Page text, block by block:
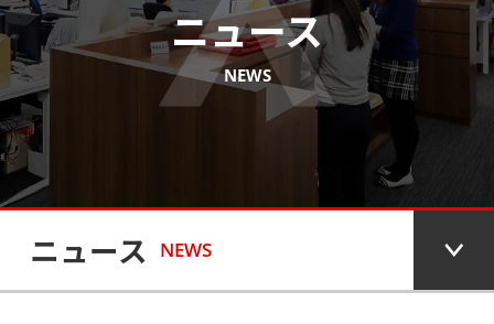
ニュース
NEWS
ニュース NEWS